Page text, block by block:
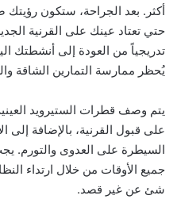
أكثر. بعد الجراحة، ستكون رؤيتك
حتي تعتاد عينك على القرنية
تدريجياً من العودة إلى أنشطتك
يُحظر ممارسة التمارين الشاقة
يتم وصف قطرات الستيرويد
على قبول القرنية، بالإضافة إلى
السيطرة على العدوى والتورم.
جميع الأوقات من خلال ارتداء
شئ عن غير قصد.